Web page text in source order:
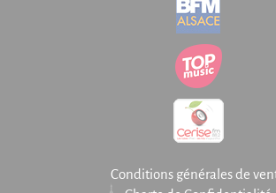
Conditions générales de